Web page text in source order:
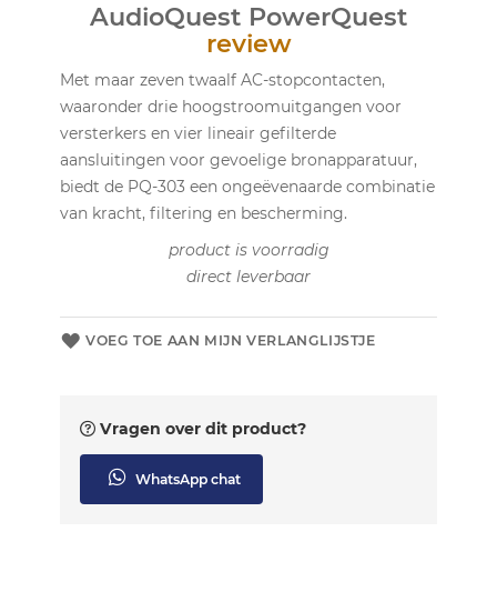
AudioQuest PowerQuest
review
Met maar zeven twaalf AC-stopcontacten,
waaronder drie hoogstroomuitgangen voor
versterkers en vier lineair gefilterde
aansluitingen voor gevoelige bronapparatuur,
biedt de PQ-303 een ongeëvenaarde combinatie
van kracht, filtering en bescherming.
product is voorradig
direct leverbaar
VOEG TOE AAN MIJN VERLANGLIJSTJE
Vragen over dit product?
WhatsApp chat